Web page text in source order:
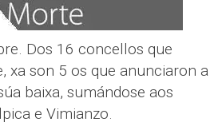
Dos 16 concellos que
xa son 5 os que anunciaron a
baixa, sumándose aos
e Vimianzo.